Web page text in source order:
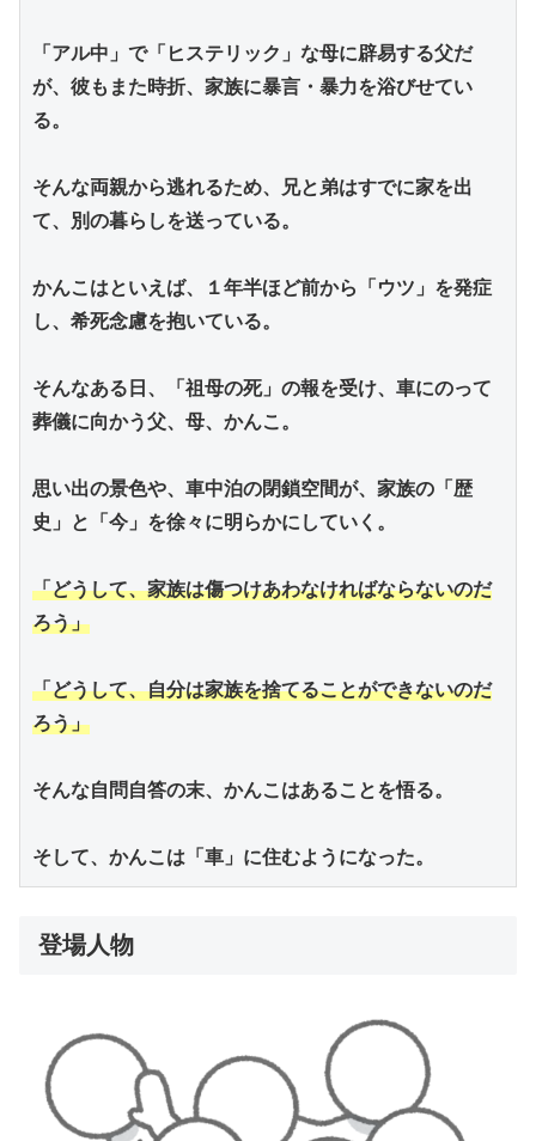
「アル中」で「ヒステリック」な母に辟易する父だ
が、彼もまた時折、家族に暴言・暴力を浴びせてい
る。
そんな両親から逃れるため、兄と弟はすでに家を出
て、別の暮らしを送っている。
かんこはといえば、１年半ほど前から「ウツ」を発症
し、希死念慮を抱いている。
そんなある日、「祖母の死」の報を受け、車にのって
葬儀に向かう父、母、かんこ。
思い出の景色や、車中泊の閉鎖空間が、家族の「歴
史」と「今」を徐々に明らかにしていく。
「どうして、家族は傷つけあわなければならないのだ
ろう」
「どうして、自分は家族を捨てることができないのだ
ろう」
そんな自問自答の末、かんこはあることを悟る。
そして、かんこは「車」に住むようになった。
登場人物